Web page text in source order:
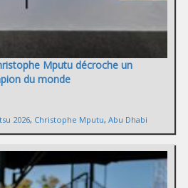
Mputu décroche un
du monde
2026, Christophe Mputu, Abu Dhabi